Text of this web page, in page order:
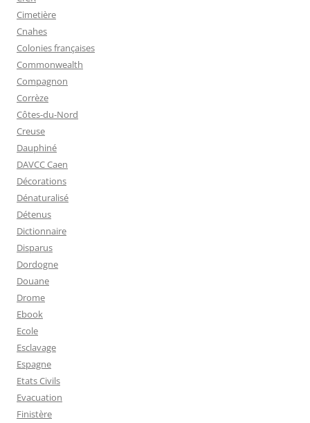
Cimetière
Cnahes
Colonies françaises
Commonwealth
Compagnon
Corrèze
Côtes-du-Nord
Creuse
Dauphiné
DAVCC Caen
Décorations
Dénaturalisé
Détenus
Dictionnaire
Disparus
Dordogne
Douane
Drome
Ebook
Ecole
Esclavage
Espagne
Etats Civils
Evacuation
Finistère